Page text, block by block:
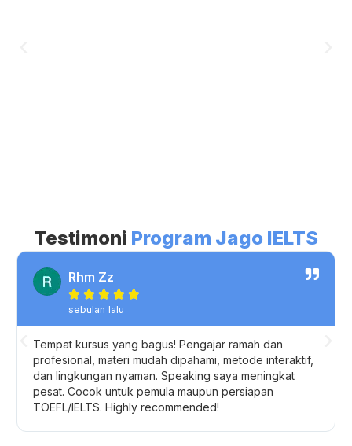
Testimoni Program Jago IELTS
Rhm Zz
    
sebulan lalu
Tempat kursus yang bagus! Pengajar ramah dan
profesional, materi mudah dipahami, metode interaktif,
dan lingkungan nyaman. Speaking saya meningkat
pesat. Cocok untuk pemula maupun persiapan
TOEFL/IELTS. Highly recommended!